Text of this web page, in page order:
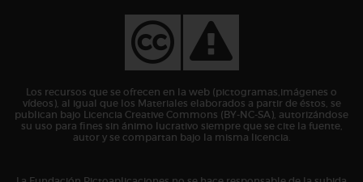
Los recursos que se ofrecen en la web (pictogramas,imágenes o
vídeos), al igual que los Materiales elaborados a partir de éstos, se
publican bajo Licencia Creative Commons (BY-NC-SA), autorizándose
su uso para fines sin ánimo lucrativo siempre que se cite la fuente,
autor y se compartan bajo la misma licencia.